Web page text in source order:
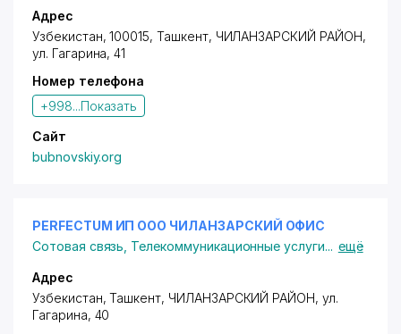
Адрес
Узбекистан, 100015, Ташкент, ЧИЛАНЗАРСКИЙ РАЙОН,
ул. Гагарина, 41
Номер телефона
+998...Показать
Сайт
bubnovskiy.org
PERFECTUM ИП ООО ЧИЛАНЗАРСКИЙ ОФИС
Сотовая связь Телекоммуникационные услуги... ещё
Адрес
Узбекистан, Ташкент, ЧИЛАНЗАРСКИЙ РАЙОН, ул.
Гагарина, 40